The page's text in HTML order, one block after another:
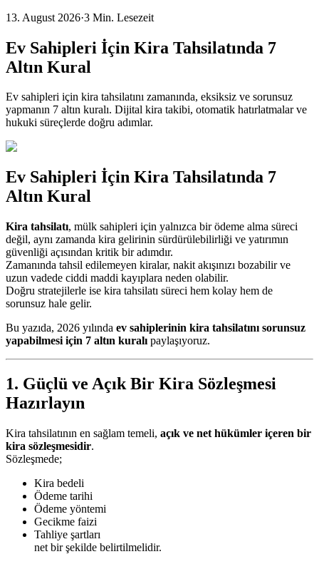
13. August 2026·3 Min. Lesezeit
Ev Sahipleri İçin Kira Tahsilatında 7
Altın Kural
Ev sahipleri için kira tahsilatını zamanında, eksiksiz ve sorunsuz
yapmanın 7 altın kuralı. Dijital kira takibi, otomatik hatırlatmalar ve
hukuki süreçlerde doğru adımlar.
Ev Sahipleri İçin Kira Tahsilatında 7
Altın Kural
Kira tahsilatı, mülk sahipleri için yalnızca bir ödeme alma süreci
değil, aynı zamanda kira gelirinin sürdürülebilirliği ve yatırımın
güvenliği açısından kritik bir adımdır.
Zamanında tahsil edilemeyen kiralar, nakit akışınızı bozabilir ve
uzun vadede ciddi maddi kayıplara neden olabilir.
Doğru stratejilerle ise kira tahsilatı süreci hem kolay hem de
sorunsuz hale gelir.
Bu yazıda, 2026 yılında ev sahiplerinin kira tahsilatını sorunsuz
yapabilmesi için 7 altın kuralı paylaşıyoruz.
1. Güçlü ve Açık Bir Kira Sözleşmesi
Hazırlayın
Kira tahsilatının en sağlam temeli, açık ve net hükümler içeren bir
kira sözleşmesidir.
Sözleşmede;
Kira bedeli
Ödeme tarihi
Ödeme yöntemi
Gecikme faizi
Tahliye şartları
net bir şekilde belirtilmelidir.